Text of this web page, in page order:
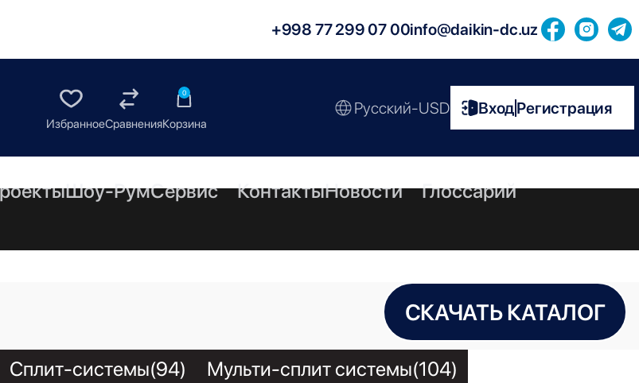
+998 77 299 07 00info@daikin-dc.uz
0
Русский-USD ВходРегистрация
Шоу-РумСервис КонтактыНовости Глоссарий
СКАЧАТЬ КАТАЛОГ
Сплит-системы(94) Мульти-сплит системы(104)